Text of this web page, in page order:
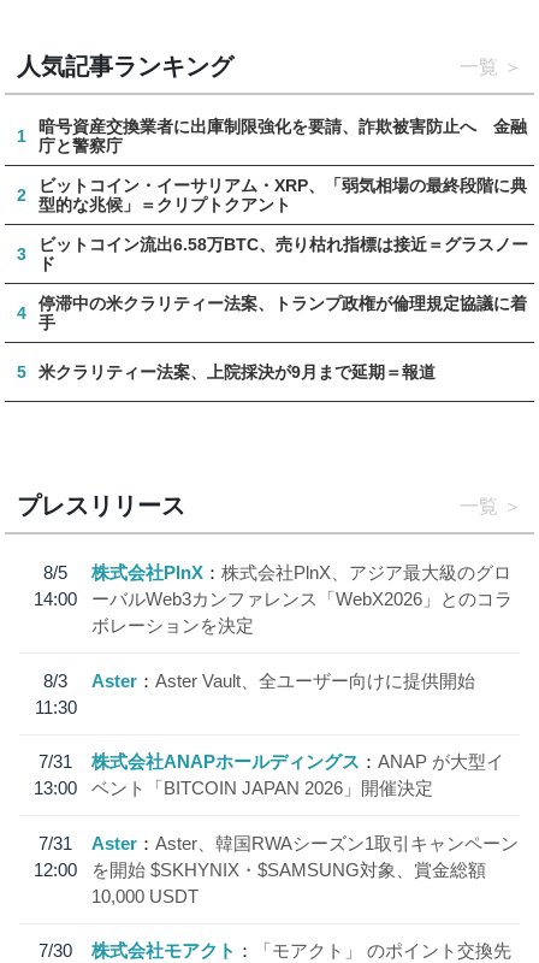
人気記事ランキング 一覧
1
暗号資産交換業者に出庫制限強化を要請、詐欺被害防止へ 金融
庁と警察庁
2
ビットコイン・イーサリアム・XRP、「弱気相場の最終段階に典
型的な兆候」＝クリプトクアント
3
ビットコイン流出6.58万BTC、売り枯れ指標は接近＝グラスノー
ド
4
停滞中の米クラリティー法案、トランプ政権が倫理規定協議に着
手
5 米クラリティー法案、上院採決が9月まで延期＝報道
プレスリリース 一覧
8/5
14:00
株式会社PlnX
株式会社PlnX、アジア最大級のグロ
ーバルWeb3カンファレンス「WebX2026」とのコラ
ボレーションを決定
8/3
11:30
Aster Aster Vault、全ユーザー向けに提供開始
7/31
13:00
株式会社ANAPホールディングス
ANAP が大型イ
ベント「BITCOIN JAPAN 2026」開催決定
7/31
12:00
Aster
Aster、韓国RWAシーズン1取引キャンペーン
を開始 $SKHYNIX・$SAMSUNG対象、賞金総額
10,000 USDT
7/30
株式会社モアクト
「モアクト」 のポイント交換先